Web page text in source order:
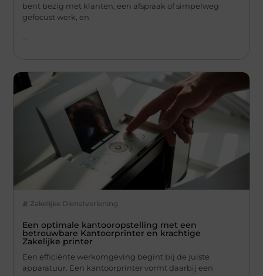
bent bezig met klanten, een afspraak of simpelweg
gefocust werk, en
...
Zakelijke Dienstverlening
Een optimale kantooropstelling met een
betrouwbare Kantoorprinter en krachtige
Zakelijke printer
Een efficiënte werkomgeving begint bij de juiste
apparatuur. Een kantoorprinter vormt daarbij een